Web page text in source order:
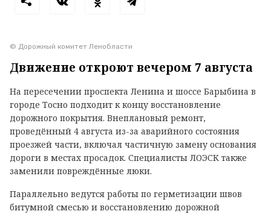
© Дорожный комитет Ленобласти
Движение откроют вечером 7 августа
На пересечении проспекта Ленина и шоссе Барыбина в
городе Тосно подходит к концу восстановление
дорожного покрытия. Внеплановый ремонт,
проведённый 4 августа из-за аварийного состояния
проезжей части, включал частичную замену основания
дороги в местах просадок. Специалисты ЛОЭСК также
заменили повреждённые люки.
Параллельно ведутся работы по герметизации швов
битумной смесью и восстановлению дорожной